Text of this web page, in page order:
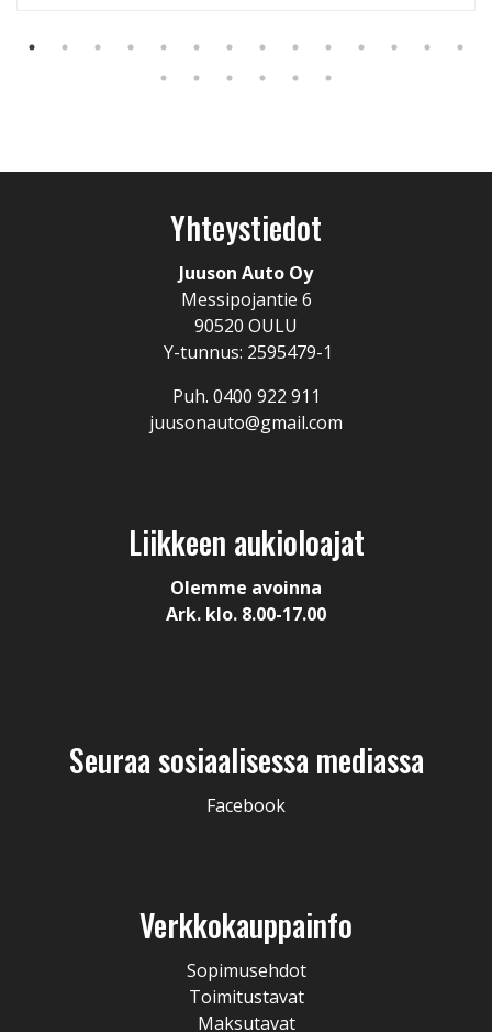
Yhteystiedot
Juuson Auto Oy
Messipojantie 6
90520 OULU
Y-tunnus: 2595479-1
Puh. 0400 922 911
juusonauto@gmail.com
Liikkeen aukioloajat
Olemme avoinna
Ark. klo. 8.00-17.00
Seuraa sosiaalisessa mediassa
Facebook
Verkkokauppainfo
Sopimusehdot
Toimitustavat
Maksutavat